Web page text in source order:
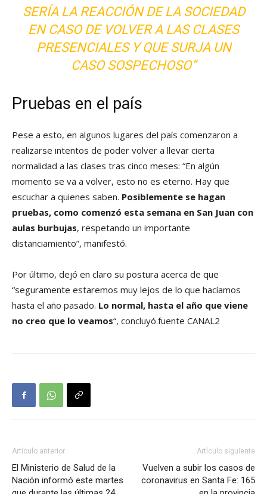
SERÍA LA REACCIÓN DE LA SOCIEDAD
EN CASO DE VOLVER A LAS CLASES
PRESENCIALES Y QUE SURJA UN
CASO SOSPECHOSO”
Pruebas en el país
Pese a esto, en algunos lugares del país comenzaron a
realizarse intentos de poder volver a llevar cierta
normalidad a las clases tras cinco meses: “En algún
momento se va a volver, esto no es eterno. Hay que
escuchar a quienes saben. Posiblemente se hagan
pruebas, como comenzó esta semana en San Juan con
aulas burbujas, respetando un importante
distanciamiento”, manifestó.
Por último, dejó en claro su postura acerca de que
“seguramente estaremos muy lejos de lo que hacíamos
hasta el año pasado. Lo normal, hasta el año que viene
no creo que lo veamos“, concluyó.fuente CANAL2
Artículo anterior
El Ministerio de Salud de la
Nación informó este martes
Artículo siguiente
Vuelven a subir los casos de
coronavirus en Santa Fe: 165